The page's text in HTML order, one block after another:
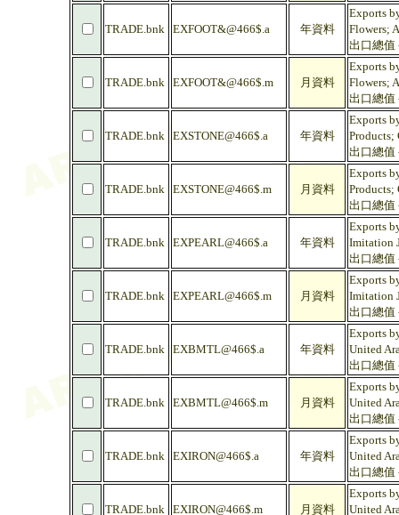
TRADE.bnk EXFOOT&@466$.a 年資料
Exports
Flowers;
出口總值
TRADE.bnk EXFOOT&@466$.m 月資料
Exports
Flowers;
出口總值
TRADE.bnk EXSTONE@466$.a 年資料
Exports
Products;
出口總值
TRADE.bnk EXSTONE@466$.m 月資料
Exports
Products;
出口總值
TRADE.bnk EXPEARL@466$.a 年資料
Exports
Imitation
出口總值
TRADE.bnk EXPEARL@466$.m 月資料
Exports
Imitation
出口總值
TRADE.bnk EXBMTL@466$.a 年資料
Exports
United
出口總值
TRADE.bnk EXBMTL@466$.m 月資料
Exports
United
出口總值
TRADE.bnk EXIRON@466$.a 年資料
Exports
United
出口總值
TRADE.bnk EXIRON@466$.m 月資料
Exports
United